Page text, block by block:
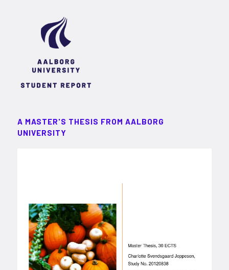
A MASTER'S THESIS FROM AALBORG
UNIVERSITY